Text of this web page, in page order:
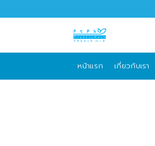
to
หน้าแรก เกี่ยวกับเรา